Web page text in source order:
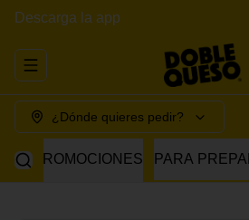
Descarga la app
Abrir menu de navegación
¿Dónde quieres pedir?
PROMOCIONES PARA